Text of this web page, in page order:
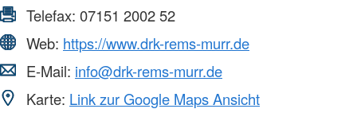
Telefax: 07151 2002 52
Web: https://www.drk-rems-murr.de
E-Mail: info@drk-rems-murr.de
Karte: Link zur Google Maps Ansicht